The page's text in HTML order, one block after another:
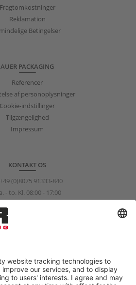
Fragtomkostninger
Reklamation
Betingelser
AUER PACKAGING
Referencer
af personoplysninger
Cookie-indstillinger
Tilgængelighed
Impressum
KONTAKT OS
+49 (0)8075 91333-840
- to. Kl. 08:00 - 17:00
packaging.com